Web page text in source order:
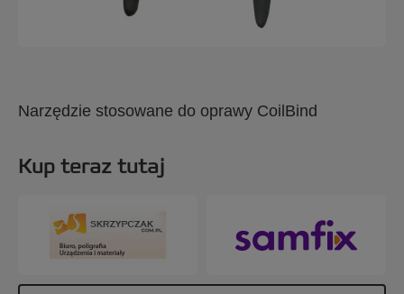
Narzędzie stosowane do oprawy CoilBind
Kup teraz tutaj